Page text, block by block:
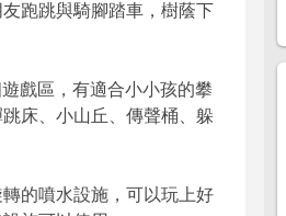
跑跳與騎腳踏車，樹蔭下
戲區，有適合小小孩的攀
床、小山丘、傳聲桶、躲
的噴水設施，可以玩上好